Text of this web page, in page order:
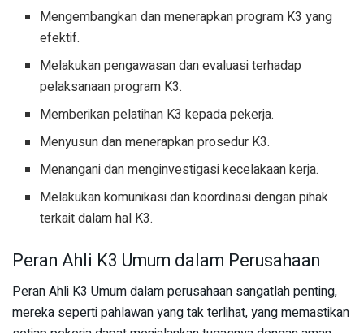
Mengembangkan dan menerapkan program K3 yang
efektif.
Melakukan pengawasan dan evaluasi terhadap
pelaksanaan program K3.
Memberikan pelatihan K3 kepada pekerja.
Menyusun dan menerapkan prosedur K3.
Menangani dan menginvestigasi kecelakaan kerja.
Melakukan komunikasi dan koordinasi dengan pihak
terkait dalam hal K3.
Peran Ahli K3 Umum dalam Perusahaan
Peran Ahli K3 Umum dalam perusahaan sangatlah penting,
mereka seperti pahlawan yang tak terlihat, yang memastikan